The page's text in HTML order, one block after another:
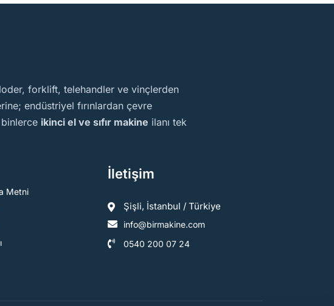
forklift, telehandler ve vinçlerden
endüstriyel fırınlardan çevre
ikinci el ve sıfır makine ilanı tek
Metni
İletişim
Şişli, İstanbul / Türkiye
info@birmakine.com
0540 200 07 24